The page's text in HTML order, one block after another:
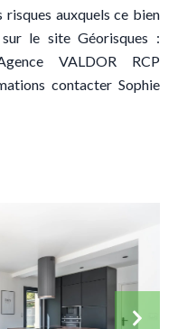
risques auxquels ce bien
le site Géorisques :
VALDOR RCP
contacter Sophie